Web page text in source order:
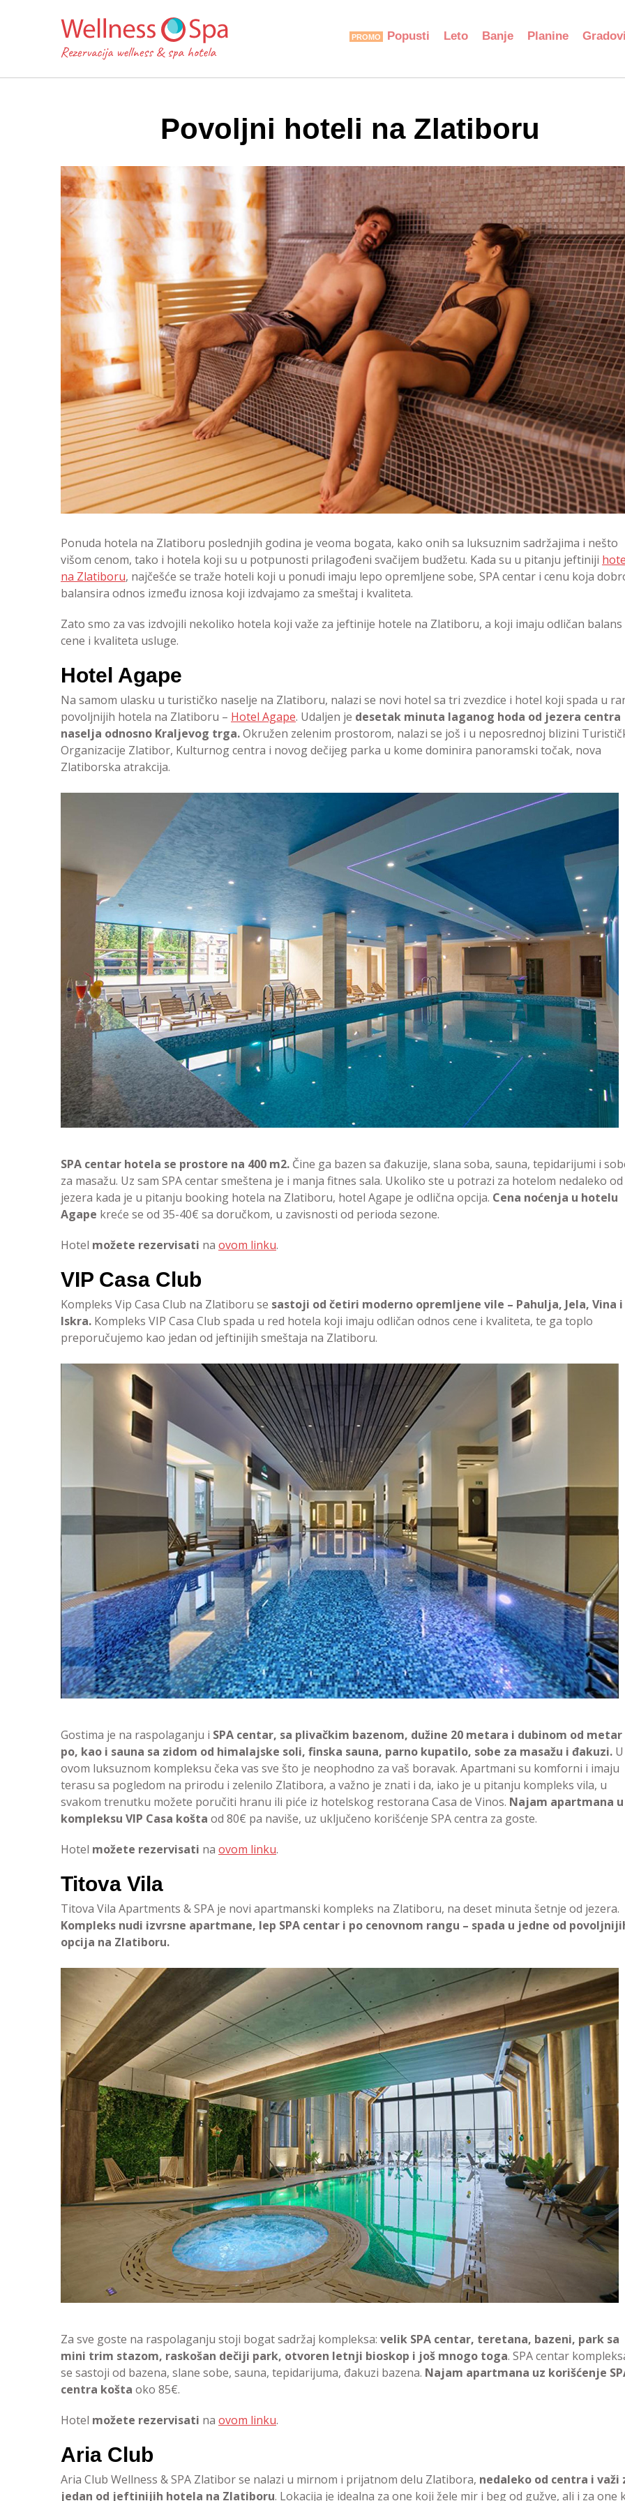
Popusti Leto Banje Planine
Povoljni hoteli na Zlatiboru
Ponuda hotela na Zlatiboru poslednjih godina je veoma bogata, kako onih sa luksuznim sadržajima i nešto
višom cenom, tako i hotela koji su u potpunosti prilagođeni svačijem budžetu. Kada su u pitanju jeftiniji
na Zlatiboru, najčešće se traže hoteli koji u ponudi imaju lepo opremljene sobe, SPA centar i cenu koja
balansira odnos između iznosa koji izdvajamo za smeštaj i kvaliteta.
Zato smo za vas izdvojili nekoliko hotela koji važe za jeftinije hotele na Zlatiboru, a koji imaju odličan balans
cene i kvaliteta usluge.
Hotel Agape
Na samom ulasku u turističko naselje na Zlatiboru, nalazi se novi hotel sa tri zvezdice i hotel koji spada u
povoljnijih hotela na Zlatiboru – Hotel Agape. Udaljen je desetak minuta laganog hoda od jezera centra
naselja odnosno Kraljevog trga.Okružen zelenim prostorom, nalazi se još i u neposrednoj blizini
Organizacije Zlatibor, Kulturnog centra i novog dečijeg parka u kome dominira panoramski točak, nova
Zlatiborska atrakcija.
SPA centar hotela se prostore na 400 m2. Čine ga bazen sa đakuzije, slana soba, sauna, tepidarijumi i
za masažu. Uz sam SPA centar smeštena je i manja fitnes sala. Ukoliko ste u potrazi za hotelom nedaleko od
jezera kada je u pitanju booking hotela na Zlatiboru, hotel Agape je odlična opcija. Cena noćenja u hotelu
Agape kreće se od 35-40€ sa doručkom, u zavisnosti od perioda sezone.
Hotel možete rezervisati na ovom linku.
VIP Casa Club
Kompleks Vip Casa Club na Zlatiboru se sastoji od četiri moderno opremljene vile – Pahulja, Jela, Vina i
Iskra. Kompleks VIP Casa Club spada u red hotela koji imaju odličan odnos cene i kvaliteta, te ga toplo
preporučujemo kao jedan od jeftinijih smeštaja na Zlatiboru.
Gostima je na raspolaganju i SPA centar, sa plivačkim bazenom, dužine 20 metara i dubinom od metar
po, kao i sauna sa zidom od himalajske soli, finska sauna, parno kupatilo, sobe za masažu i đakuzi. U
ovom luksuznom kompleksu čeka vas sve što je neophodno za vaš boravak. Apartmani su komforni i imaju
terasu sa pogledom na prirodu i zelenilo Zlatibora, a važno je znati i da, iako je u pitanju kompleks vila, u
svakom trenutku možete poručiti hranu ili piće iz hotelskog restorana Casa de Vinos. Najam apartmana u
kompleksu VIP Casa košta od 80€ pa naviše, uz uključeno korišćenje SPA centra za goste.
Hotel možete rezervisati na ovom linku.
Titova Vila
Titova Vila Apartments & SPA je novi apartmanski kompleks na Zlatiboru, na deset minuta šetnje od jezera.
Kompleks nudi izvrsne apartmane, lep SPA centar i po cenovnom rangu – spada u jedne od
opcija na Zlatiboru.
Za sve goste na raspolaganju stoji bogat sadržaj kompleksa: velik SPA centar, teretana, bazeni, park sa
mini trim stazom, raskošan dečiji park, otvoren letnji bioskop i još mnogo toga. SPA centar
se sastoji od bazena, slane sobe, sauna, tepidarijuma, đakuzi bazena. Najam apartmana uz korišćenje
centra košta oko 85€.
Hotel možete rezervisati na ovom linku.
Aria Club
Aria Club Wellness & SPA Zlatibor se nalazi u mirnom i prijatnom delu Zlatibora, nedaleko od centra i važi
jedan od jeftinijih hotela na Zlatiboru. Lokacija je idealna za one koji žele mir i beg od gužve, ali i za one